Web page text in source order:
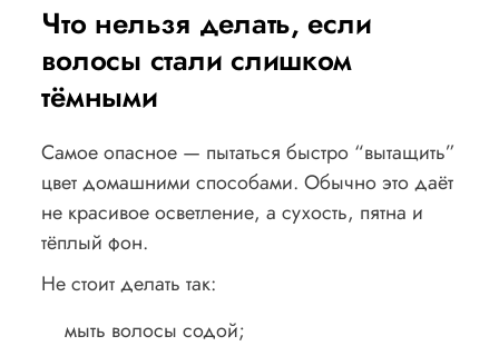
Что нельзя делать, если
волосы стали слишком
тёмными
Самое опасное — пытаться быстро “вытащить”
цвет домашними способами. Обычно это даёт
не красивое осветление, а сухость, пятна и
тёплый фон.
Не стоит делать так:
мыть волосы содой;